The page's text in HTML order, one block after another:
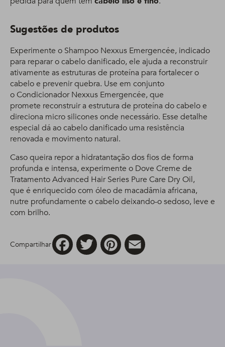
Sugestões de produtos
Experimente o Shampoo Nexxus Emergencée, indicado
para reparar o cabelo danificado, ele ajuda a reconstruir
ativamente as estruturas de proteína para fortalecer o
cabelo e prevenir quebra. Use em conjunto
o Condicionador Nexxus Emergencée, que
promete reconstruir a estrutura de proteína do cabelo e
direciona micro silicones onde necessário. Esse detalhe
especial dá ao cabelo danificado uma resistência
renovada e movimento natural.
Caso queira repor a hidratantação dos fios de forma
profunda e intensa, experimente o Dove Creme de
Tratamento Advanced Hair Series Pure Care Dry Oil,
que é enriquecido com óleo de macadâmia africana,
nutre profundamente o cabelo deixando-o sedoso, leve e
com brilho.
Compartilhar
FacebookTwitter Pinterest